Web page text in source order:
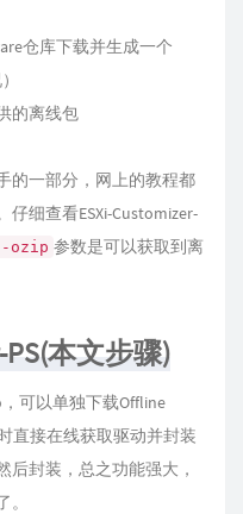
仓库下载并生成一个
的离线包
的一部分，网上的教程都
细查看ESXi-Customizer-
-ozip 参数是可以获取到离
PS(本文步骤)
，可以单独下载Offline
直接在线获取驱动并封装
后封装，总之功能强大，